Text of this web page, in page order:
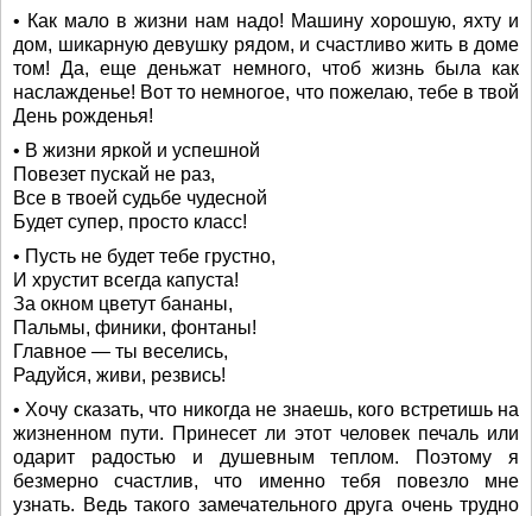
• Как мало в жизни нам надо! Машину хорошую, яхту и
дом, шикарную девушку рядом, и счастливо жить в доме
том! Да, еще деньжат немного, чтоб жизнь была как
наслажденье! Вот то немногое, что пожелаю, тебе в твой
День рожденья!
• В жизни яркой и успешной
Повезет пускай не раз,
Все в твоей судьбе чудесной
Будет супер, просто класс!
• Пусть не будет тебе грустно,
И хрустит всегда капуста!
За окном цветут бананы,
Пальмы, финики, фонтаны!
Главное — ты веселись,
Радуйся, живи, резвись!
• Хочу сказать, что никогда не знаешь, кого встретишь на
жизненном пути. Принесет ли этот человек печаль или
одарит радостью и душевным теплом. Поэтому я
безмерно счастлив, что именно тебя повезло мне
узнать. Ведь такого замечательного друга очень трудно